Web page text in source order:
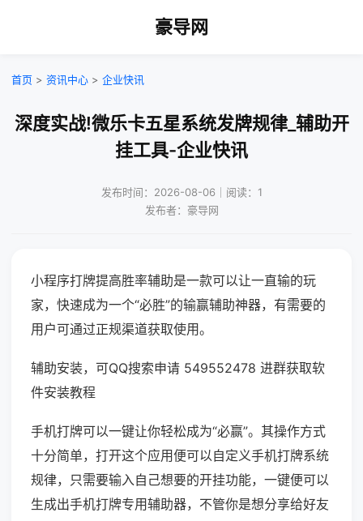
豪导网
首页 > 资讯中心 > 企业快讯
深度实战!微乐卡五星系统发牌规律_辅助开
挂工具-企业快讯
发布时间：2026-08-06｜阅读：1
发布者：豪导网
小程序打牌提高胜率辅助是一款可以让一直输的玩
家，快速成为一个“必胜”的输赢辅助神器，有需要的
用户可通过正规渠道获取使用。
辅助安装，可QQ搜索申请 549552478 进群获取软
件安装教程
手机打牌可以一键让你轻松成为“必赢”。其操作方式
十分简单，打开这个应用便可以自定义手机打牌系统
规律，只需要输入自己想要的开挂功能，一键便可以
生成出手机打牌专用辅助器，不管你是想分享给好友